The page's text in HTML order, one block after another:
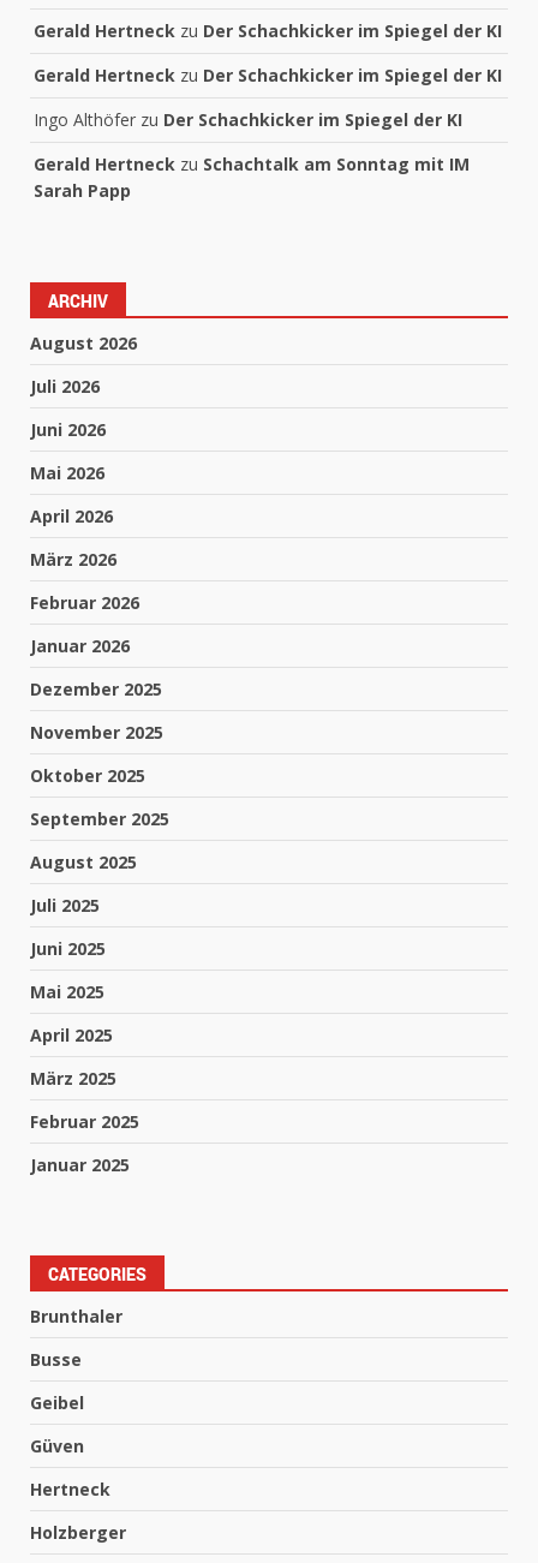
Gerald Hertneck zu Der Schachkicker im Spiegel der KI
Gerald Hertneck zu Der Schachkicker im Spiegel der KI
Ingo Althöfer zu Der Schachkicker im Spiegel der KI
Gerald Hertneck zu Schachtalk am Sonntag mit IM
Sarah Papp
ARCHIV
August 2026
Juli 2026
Juni 2026
Mai 2026
April 2026
März 2026
Februar 2026
Januar 2026
Dezember 2025
November 2025
Oktober 2025
September 2025
August 2025
Juli 2025
Juni 2025
Mai 2025
April 2025
März 2025
Februar 2025
Januar 2025
CATEGORIES
Brunthaler
Busse
Geibel
Güven
Hertneck
Holzberger